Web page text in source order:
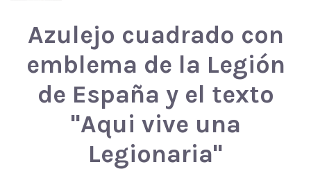
Azulejo cuadrado con
emblema de la Legión
de España y el texto
"Aqui vive una
Legionaria"